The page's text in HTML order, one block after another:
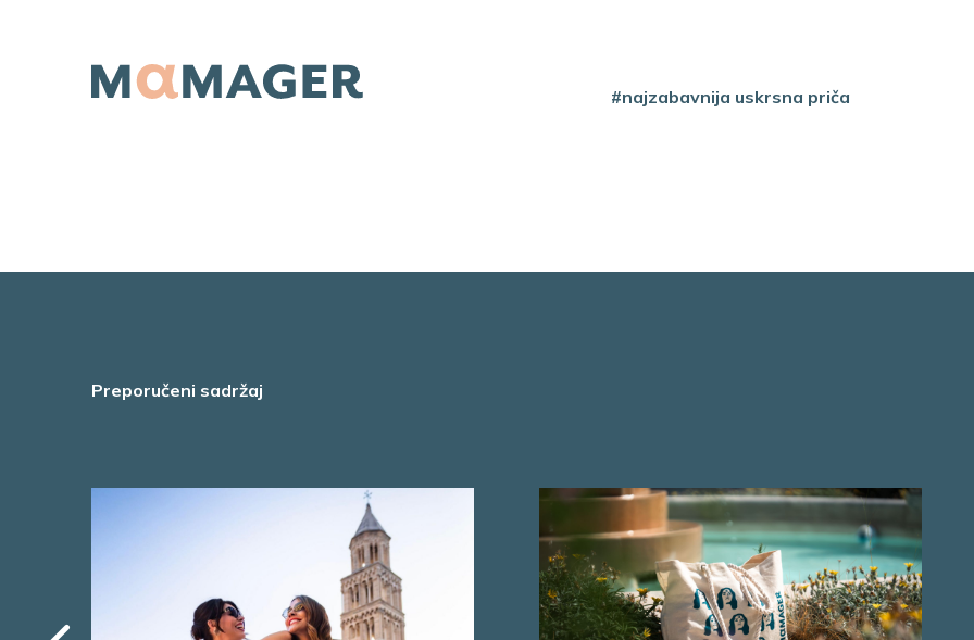
#najzabavnija uskrsna priča
Preporučeni sadržaj